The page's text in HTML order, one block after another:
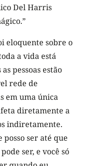
Del Harris
eloquente sobre o
a vida está
pessoas estão
rede de
em uma única
diretamente a
indiretamente.
posso ser até que
ser, e você só